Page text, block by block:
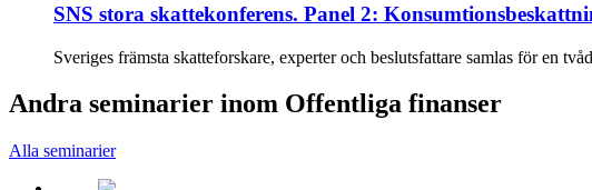
SNS stora skattekonferens. Panel 2:
Sveriges främsta skatteforskare, experter och beslutsfattare samlas för en
Andra seminarier inom Offentliga finanser
Alla seminarier